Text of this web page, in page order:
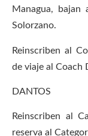
Managua, bajan
Solorzano.
Reinscriben al
de viaje al Coach
DANTOS
Reinscriben al
reserva al